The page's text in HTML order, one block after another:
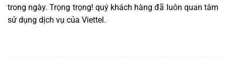
trong ngày. Trọng trọng! quý khách hàng đã luôn quan tâm
sử dụng dịch vụ của Viettel.